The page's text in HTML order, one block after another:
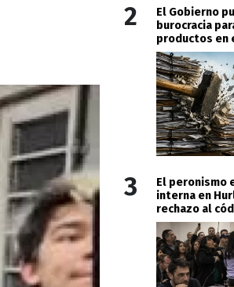
2
El Gobierno
burocracia
productos en
3
El peronismo
interna en
rechazo al